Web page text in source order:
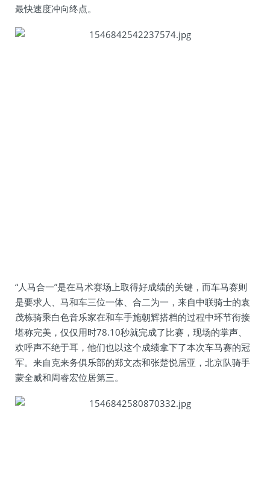
最快速度冲向终点。
“人马合一”是在马术赛场上取得好成绩的关键，而车马赛则
是要求人、马和车三位一体、合二为一，来自中联骑士的袁
茂栋骑乘白色音乐家在和车手施朝辉搭档的过程中环节衔接
堪称完美，仅仅用时78.10秒就完成了比赛，现场的掌声、
欢呼声不绝于耳，他们也以这个成绩拿下了本次车马赛的冠
军。来自克来务俱乐部的郑文杰和张楚悦居亚，北京队骑手
蒙全威和周睿宏位居第三。